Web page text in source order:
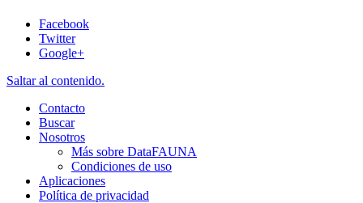
Facebook
Twitter
Google+
Saltar al contenido.
Contacto
Buscar
Nosotros
Más sobre DataFAUNA
Condiciones de uso
Aplicaciones
Política de privacidad